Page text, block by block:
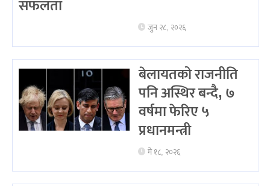
सफलता
जुन २८, २०२६
बेलायतको राजनीति
पनि अस्थिर बन्दै, ७
वर्षमा फेरिए ५
प्रधानमन्त्री
मे १८, २०२६